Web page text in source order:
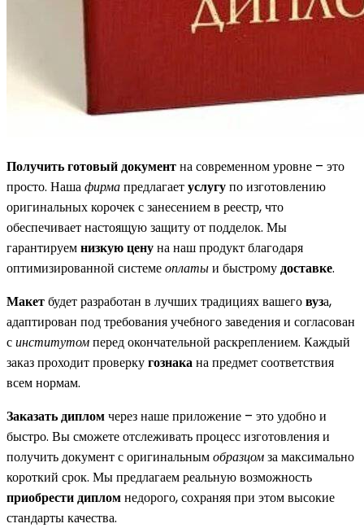
Получить готовый документна современном уровне – это
просто. Нашафирмапредлагаетуслугупо изготовлению
оригинальных корочек с занесением в реестр, что
обеспечивает настоящую защиту от подделок. Мы
гарантируемнизкую ценуна наш продукт благодаря
оптимизированной системеоплатыи быстромудоставке.
Макетбудет разработан в лучших традициях вашеговуза,
адаптирован под требования учебного заведения и согласован
синститутомперед окончательной раскреплением. Каждый
заказ проходит проверкугознакана предмет соответствия
всем нормам.
Заказать дипломчерез наше приложение – это удобно и
быстро. Вы сможете отслеживать процесс изготовления и
получить документ с оригинальнымобразцомза максимально
короткий срок. Мы предлагаем реальную возможность
приобрести дипломнедорого, сохраняя при этом высокие
стандарты качества.